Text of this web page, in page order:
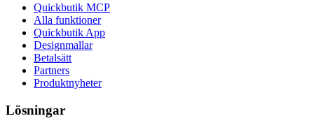
Quickbutik MCP
Alla funktioner
Quickbutik App
Designmallar
Betalsätt
Partners
Produktnyheter
Lösningar